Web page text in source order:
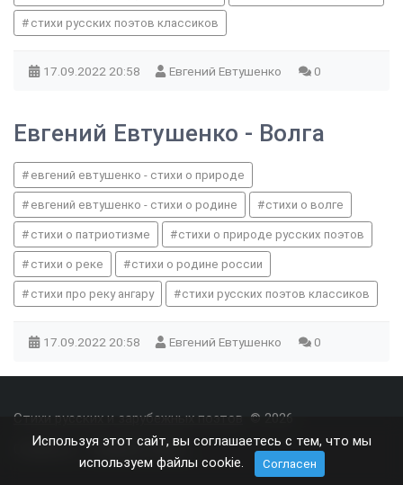
стихи русских поэтов классиков
17.09.2022 20:58 Евгений Евтушенко 0
Евгений Евтушенко - Волга
евгений евтушенко - стихи о природе
евгений евтушенко - стихи о родине стихи о волге
стихи о патриотизме стихи о природе русских поэтов
стихи о реке стихи о родине россии
стихи про реку ангару стихи русских поэтов классиков
17.09.2022 20:58 Евгений Евтушенко 0
Стихи русских и зарубежных поэтов © 2026
О проекте
Правила сайта
Используя этот сайт, вы соглашаетесь с тем, что мы
используем файлы cookie.
Согласен